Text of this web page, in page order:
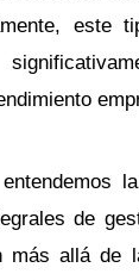
este
de
más allá de